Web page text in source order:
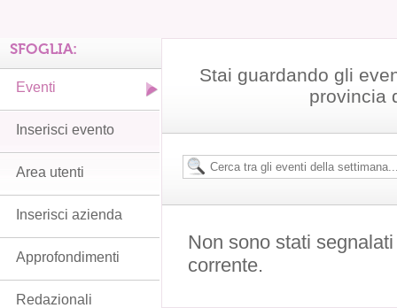
Stai guardando gli
provincia
Non sono stati
corrente.
SFOGLIA:
Eventi
Inserisci evento
Area utenti
Inserisci azienda
Approfondimenti
Redazionali